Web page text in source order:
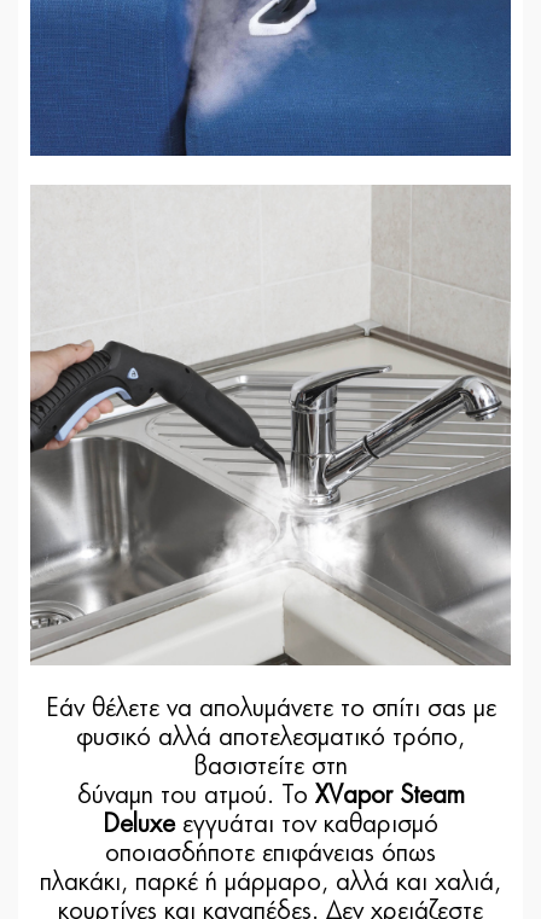
Εάν θέλετε να απολυμάνετε το σπίτι σας με
φυσικό αλλά αποτελεσματικό τρόπο,
βασιστείτε στη
δύναμη του ατμού. Το XVapor Steam
Deluxeεγγυάται τον καθαρισμό
οποιασδήποτε επιφάνειας όπως
πλακάκι, παρκέ ή μάρμαρο, αλλά και χαλιά,
κουρτίνες και καναπέδες. Δεν χρειάζεστε